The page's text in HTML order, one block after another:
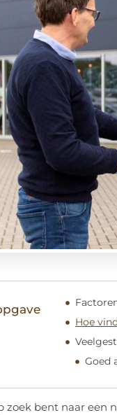
Hoe
Goed
zoek bent naar een